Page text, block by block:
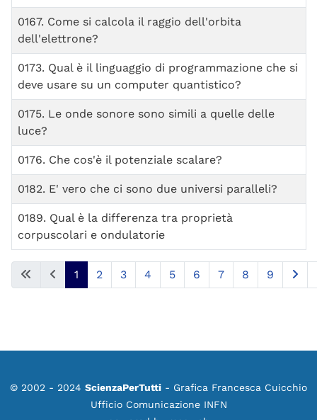
0167. Come si calcola il raggio dell'orbita
dell'elettrone?
0173. Qual è il linguaggio di programmazione che si
deve usare su un computer quantistico?
0175. Le onde sonore sono simili a quelle delle
luce?
0176. Che cos'è il potenziale scalare?
0182. E' vero che ci sono due universi paralleli?
0189. Qual è la differenza tra proprietà
corpuscolari e ondulatorie
Pagina 1 di 9
1 2 3 4 5 6 7 8 9
© 2002 - 2024 ScienzaPerTutti - Grafica Francesca Cuicchio
Ufficio Comunicazione INFN